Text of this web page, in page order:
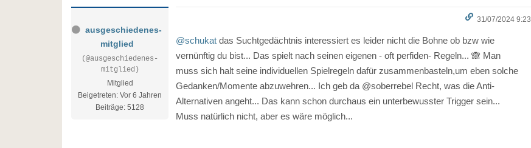
ausgeschiedenes-
mitglied
(@ausgeschiedenes-
mitglied)
Mitglied
Beigetreten: Vor 6 Jahren
Beiträge: 5128
31/07/2024 9:23
@schukat das Suchtgedächtnis interessiert es leider nicht die Bohne ob bzw wie
vernünftig du bist... Das spielt nach seinen eigenen - oft perfiden- Regeln... 🙈 Man
muss sich halt seine individuellen Spielregeln dafür zusammenbasteln,um eben solche
Gedanken/Momente abzuwehren... Ich geb da @soberrebel Recht, was die Anti-
Alternativen angeht... Das kann schon durchaus ein unterbewusster Trigger sein...
Muss natürlich nicht, aber es wäre möglich...